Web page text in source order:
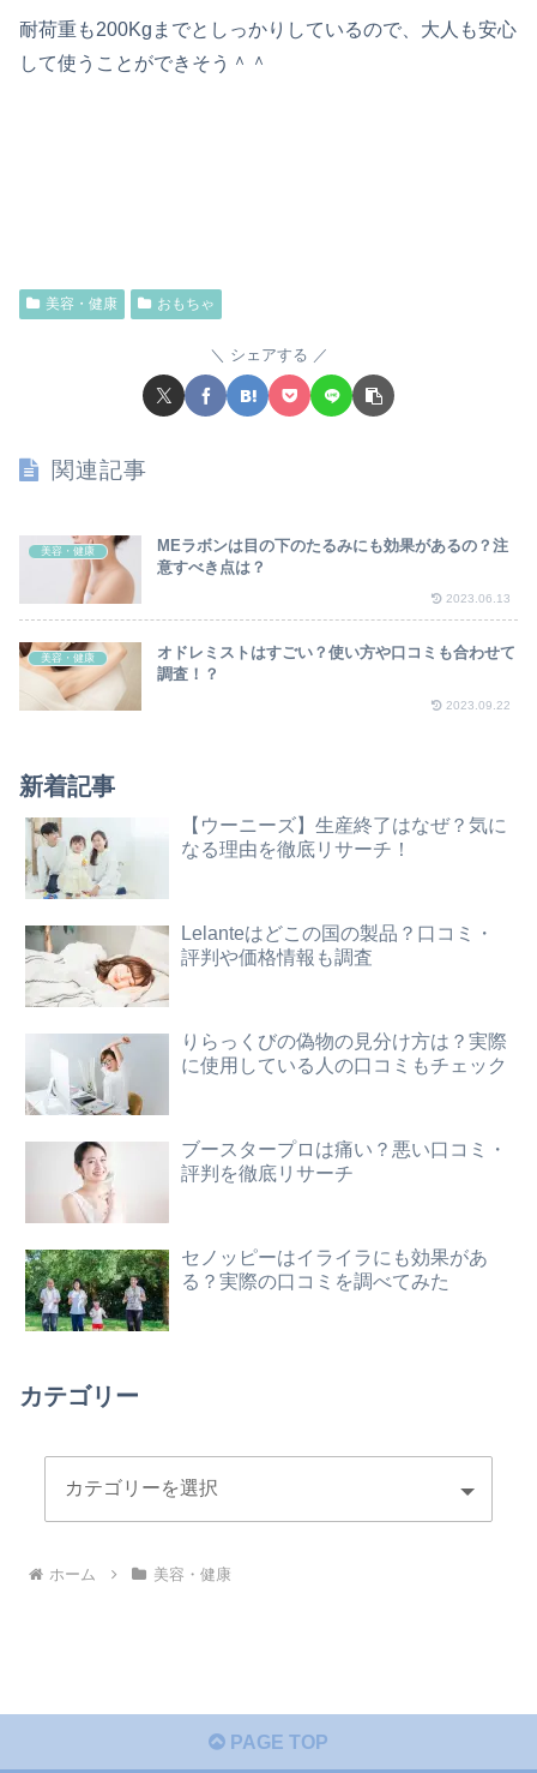
耐荷重も200Kgまでとしっかりしているので、大人も安心
して使うことができそう＾＾
美容・健康 おもちゃ
シェアする
関連記事
美容・健康
MEラボンは目の下のたるみにも効果があるの？注
意すべき点は？
2023.06.13
美容・健康
オドレミストはすごい？使い方や口コミも合わせて
調査！？
2023.09.22
新着記事
【ウーニーズ】生産終了はなぜ？気に
なる理由を徹底リサーチ！
Lelanteはどこの国の製品？口コミ・
評判や価格情報も調査
りらっくびの偽物の見分け方は？実際
に使用している人の口コミもチェック
ブースタープロは痛い？悪い口コミ・
評判を徹底リサーチ
セノッピーはイライラにも効果があ
る？実際の口コミを調べてみた
カテゴリー
ホーム 美容・健康
PAGE TOP